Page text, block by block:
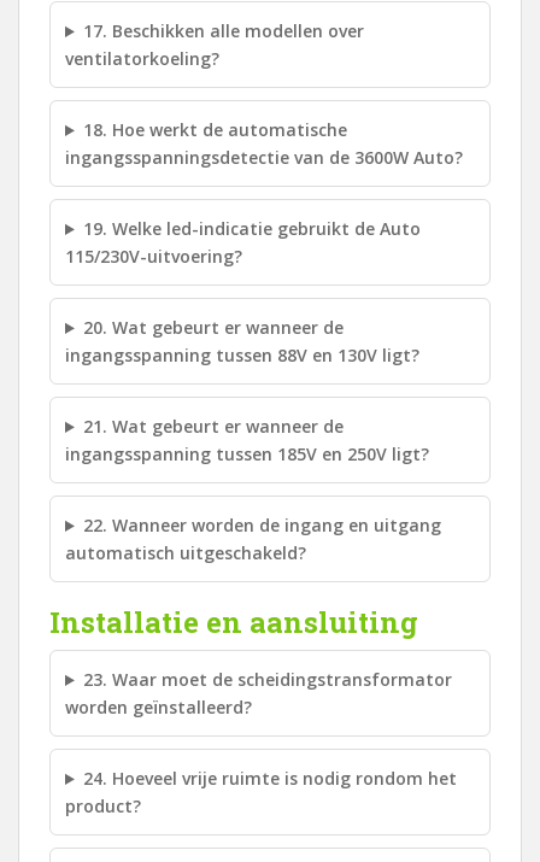
17. Beschikken alle modellen over
ventilatorkoeling?
18. Hoe werkt de automatische
ingangsspanningsdetectie van de 3600W Auto?
19. Welke led-indicatie gebruikt de Auto
115/230V-uitvoering?
20. Wat gebeurt er wanneer de
ingangsspanning tussen 88V en 130V ligt?
21. Wat gebeurt er wanneer de
ingangsspanning tussen 185V en 250V ligt?
22. Wanneer worden de ingang en uitgang
automatisch uitgeschakeld?
Installatie en aansluiting
23. Waar moet de scheidingstransformator
worden geïnstalleerd?
24. Hoeveel vrije ruimte is nodig rondom het
product?